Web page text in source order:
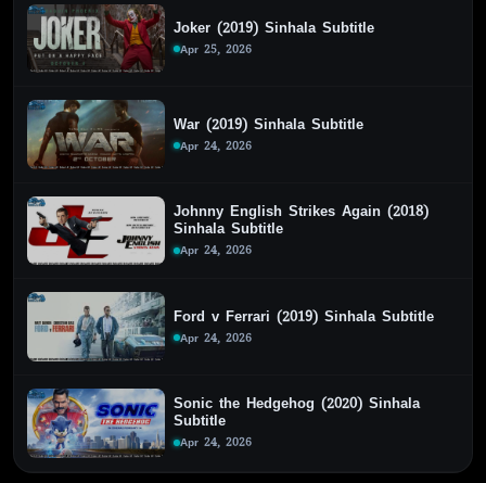
Joker (2019) Sinhala Subtitle
Apr 25, 2026
War (2019) Sinhala Subtitle
Apr 24, 2026
Johnny English Strikes Again (2018)
Sinhala Subtitle
Apr 24, 2026
Ford v Ferrari (2019) Sinhala Subtitle
Apr 24, 2026
Sonic the Hedgehog (2020) Sinhala
Subtitle
Apr 24, 2026